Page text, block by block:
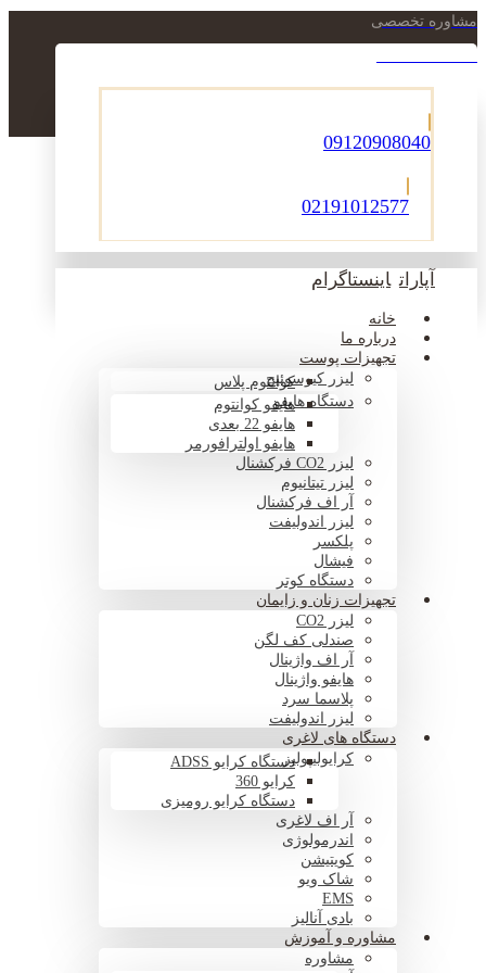
مشاوره تخصصی
09120908040
02191012577
آپارات اینستاگرام
خانه
درباره ما
تجهیزات پوست
لیزر کیوسوئیچکوانتوم پلاس
دستگاه هایفوهایفو کوانتوم
هایفو 22 بعدی
هایفو اولترافورمر
لیزر CO2 فرکشنال
لیزر تیتانیوم
آر اف فرکشنال
لیزر اندولیفت
پلکسر
فیشال
دستگاه کوتر
تجهیزات زنان و زایمان
لیزر CO2
صندلی کف لگن
آر اف واژینال
هایفو واژینال
پلاسما سرد
لیزر اندولیفت
دستگاه های لاغری
کرایولیپولیزدستگاه کرایو ADSS
کرایو 360
دستگاه کرایو رومیزی
آر اف لاغری
اندرمولوژی
کویتیشن
شاک ویو
EMS
بادی آنالیز
مشاوره و آموزش
مشاوره